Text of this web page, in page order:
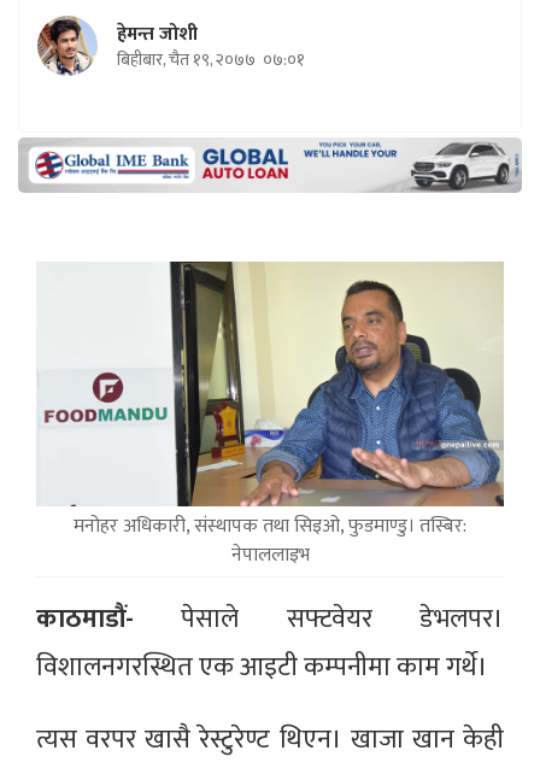
हेमन्त जोशी
बिहीबार, चैत १९, २०७७ ०७:०१
मनोहर अधिकारी, संस्थापक तथा सिइओ, फुडमाण्डु। तस्बिर:
नेपाललाइभ
काठमाडौं- पेसाले सफ्टवेयर डेभलपर।
विशालनगरस्थित एक आइटी कम्पनीमा काम गर्थे।
त्यस वरपर खासै रेस्टुरेण्ट थिएन। खाजा खान केही